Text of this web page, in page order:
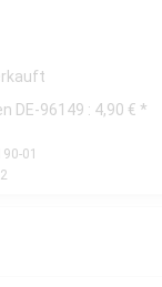
DE-96149 : 4,90 € *
01